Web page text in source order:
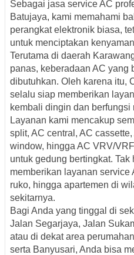
Sebagai jasa service AC
Batujaya, kami memahami
perangkat elektronik biasa,
untuk menciptakan
Terutama di daerah
panas, keberadaan AC yang
dibutuhkan. Oleh karena itu,
selalu siap memberikan
kembali dingin dan berfungsi
Layanan kami mencakup
split, AC central, AC
window, hingga AC VRV/
untuk gedung bertingkat. Tak
memberikan layanan service
ruko, hingga apartemen di
sekitarnya.
Bagi Anda yang tinggal di
Jalan Segarjaya, Jalan
atau di dekat area
serta Banyusari, Anda bisa